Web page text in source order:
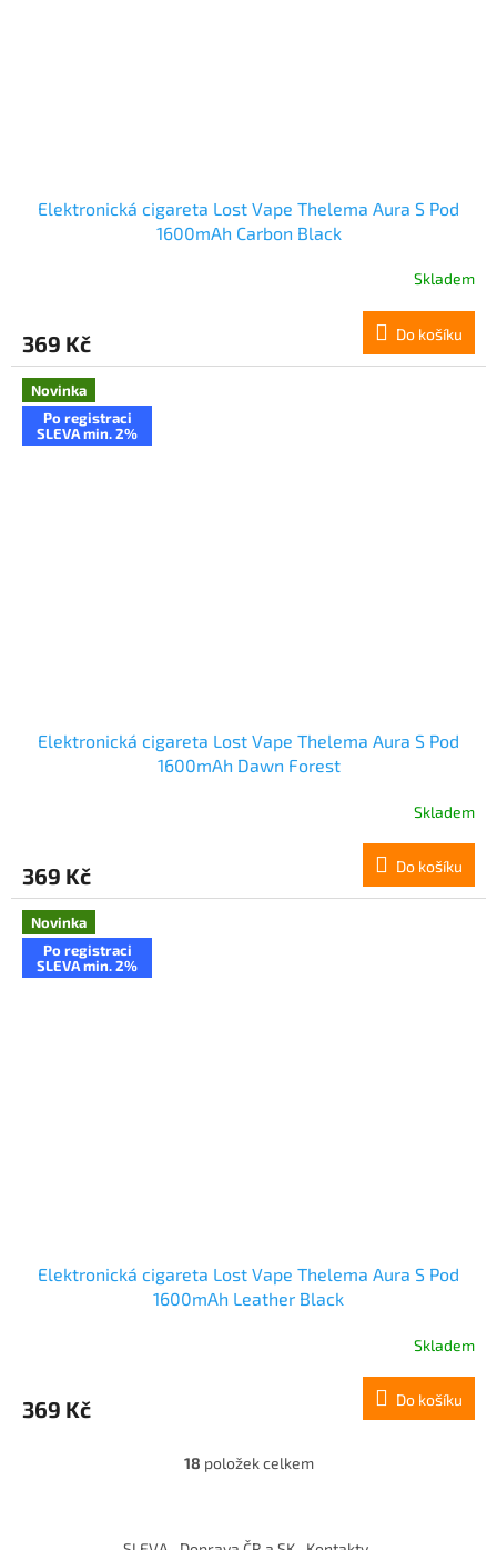
Elektronická cigareta Lost Vape Thelema Aura S Pod
1600mAh Carbon Black
Skladem
369 Kč Do košíku
Novinka
Po registraci
SLEVA min. 2%
Elektronická cigareta Lost Vape Thelema Aura S Pod
1600mAh Dawn Forest
Skladem
369 Kč Do košíku
Novinka
Po registraci
SLEVA min. 2%
Elektronická cigareta Lost Vape Thelema Aura S Pod
1600mAh Leather Black
Skladem
369 Kč Do košíku
O
á
18 položek celkem